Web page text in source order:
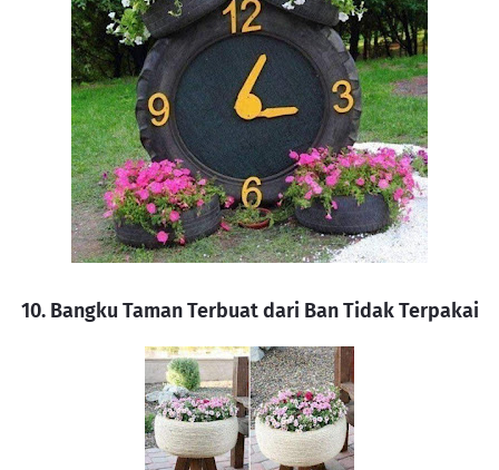
10. Bangku Taman Terbuat dari Ban Tidak Terpakai